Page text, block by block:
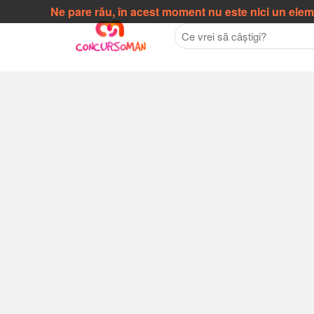
Ne pare rău, în acest moment nu este nici un